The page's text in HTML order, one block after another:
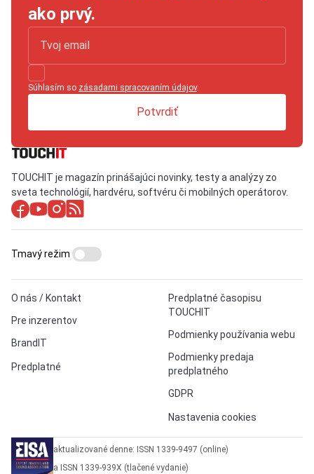
ako prvý.
Súhlasím so zásadami spracovaním údajov.
Potvrdiť
TOUCHIT je magazín prinášajúci novinky, testy a analýzy zo
sveta technológií, hardvéru, softvéru či mobilných operátorov.
O nás / Kontakt
Pre inzerentov
BrandIT
Predplatné
Predplatné časopisu
TOUCHIT
Podmienky používania webu
Podmienky predaja
predplatného
GDPR
Nastavenia cookies
Tmavý režim
aktualizované denne: ISSN 1339-9497 (online)
a ISSN 1339-939X (tlačené vydanie)